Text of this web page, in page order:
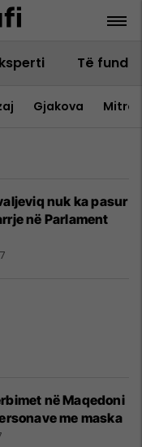
Të fundit
Gjakova
nuk ka pasur
në Parlament
në Maqedoni
me maska